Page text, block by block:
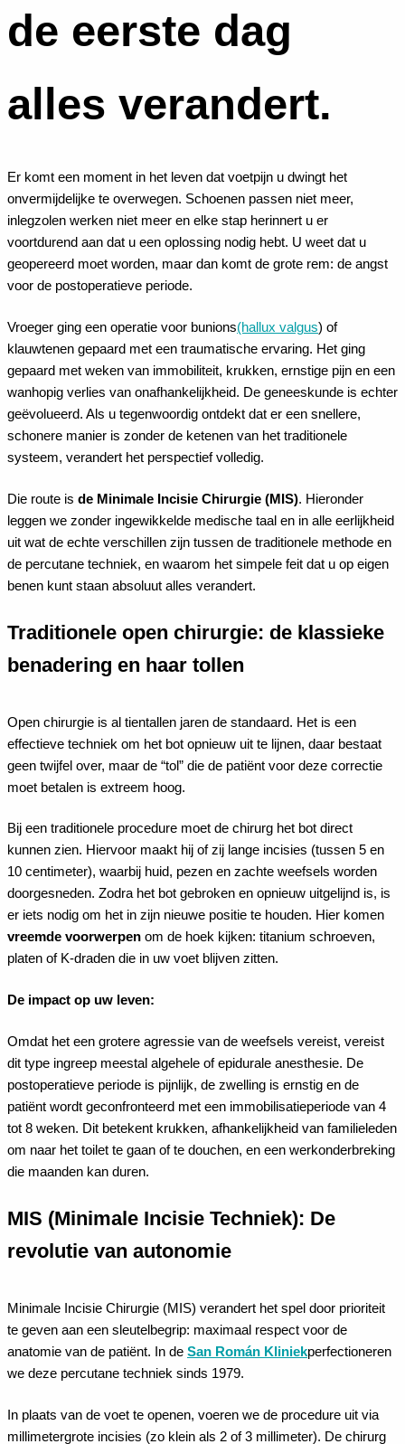
de eerste dag
alles verandert.
Er komt een moment in het leven dat voetpijn u dwingt het
onvermijdelijke te overwegen. Schoenen passen niet meer,
inlegzolen werken niet meer en elke stap herinnert u er
voortdurend aan dat u een oplossing nodig hebt. U weet dat u
geopereerd moet worden, maar dan komt de grote rem: de angst
voor de postoperatieve periode.
Vroeger ging een operatie voor bunions(hallux valgus) of
klauwtenen gepaard met een traumatische ervaring. Het ging
gepaard met weken van immobiliteit, krukken, ernstige pijn en een
wanhopig verlies van onafhankelijkheid. De geneeskunde is echter
geëvolueerd. Als u tegenwoordig ontdekt dat er een snellere,
schonere manier is zonder de ketenen van het traditionele
systeem, verandert het perspectief volledig.
Die route is de Minimale Incisie Chirurgie (MIS). Hieronder
leggen we zonder ingewikkelde medische taal en in alle eerlijkheid
uit wat de echte verschillen zijn tussen de traditionele methode en
de percutane techniek, en waarom het simpele feit dat u op eigen
benen kunt staan absoluut alles verandert.
Traditionele open chirurgie: de klassieke
benadering en haar tollen
Open chirurgie is al tientallen jaren de standaard. Het is een
effectieve techniek om het bot opnieuw uit te lijnen, daar bestaat
geen twijfel over, maar de “tol” die de patiënt voor deze correctie
moet betalen is extreem hoog.
Bij een traditionele procedure moet de chirurg het bot direct
kunnen zien. Hiervoor maakt hij of zij lange incisies (tussen 5 en
10 centimeter), waarbij huid, pezen en zachte weefsels worden
doorgesneden. Zodra het bot gebroken en opnieuw uitgelijnd is, is
er iets nodig om het in zijn nieuwe positie te houden. Hier komen
vreemde voorwerpen om de hoek kijken: titanium schroeven,
platen of K-draden die in uw voet blijven zitten.
De impact op uw leven:
Omdat het een grotere agressie van de weefsels vereist, vereist
dit type ingreep meestal algehele of epidurale anesthesie. De
postoperatieve periode is pijnlijk, de zwelling is ernstig en de
patiënt wordt geconfronteerd met een immobilisatieperiode van 4
tot 8 weken. Dit betekent krukken, afhankelijkheid van familieleden
om naar het toilet te gaan of te douchen, en een werkonderbreking
die maanden kan duren.
MIS (Minimale Incisie Techniek): De
revolutie van autonomie
Minimale Incisie Chirurgie (MIS) verandert het spel door prioriteit
te geven aan een sleutelbegrip: maximaal respect voor de
anatomie van de patiënt. In de San Román Kliniekperfectioneren
we deze percutane techniek sinds 1979.
In plaats van de voet te openen, voeren we de procedure uit via
millimetergrote incisies (zo klein als 2 of 3 millimeter). De chirurg